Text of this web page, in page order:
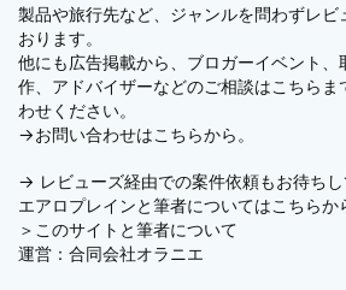
製品や旅行先など、ジャンルを問わずレビ
おります。
他にも広告掲載から、ブロガーイベント、
作、アドバイザーなどのご相談はこちらま
わせください。
→お問い合わせはこちらから。
→ レビューズ経由での案件依頼もお待ちし
エアロプレインと筆者についてはこちらか
＞ このサイトと筆者について
運営： 合同会社オラニエ